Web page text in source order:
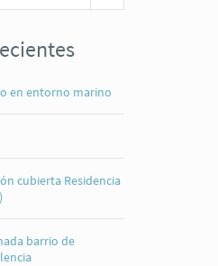
en entorno marino
cubierta Residencia
barrio de